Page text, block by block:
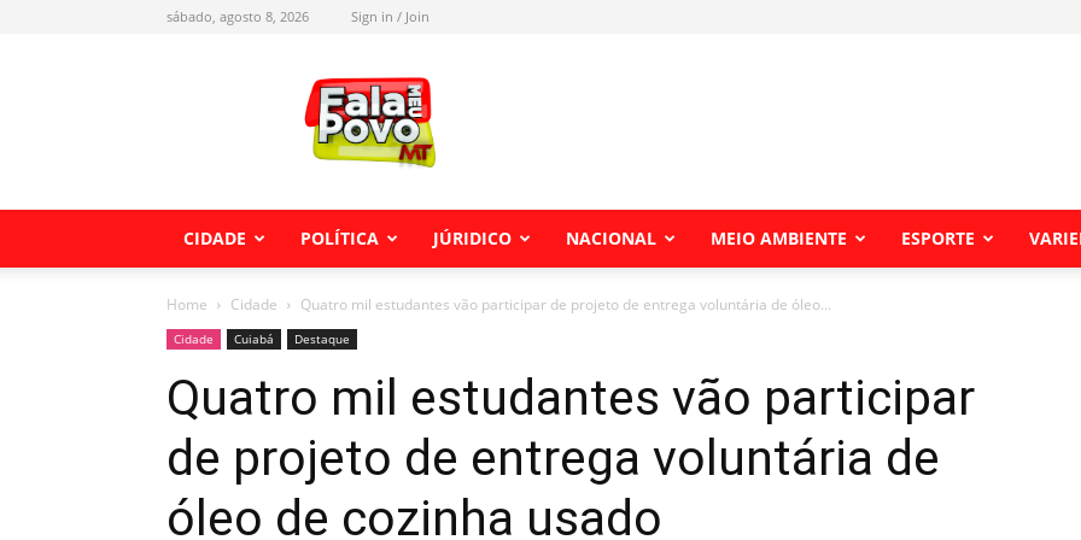
sábado, agosto 8, 2026 Sign in / Join
Fala
meu
Povo
MT
CIDADE POLÍTICA JÚRIDICO NACIONAL MEIO AMBIENTE ESPORTE
Home Cidade Quatro mil estudantes vão participar de projeto de entrega voluntária de óleo...
Cidade Cuiabá Destaque
Quatro mil estudantes vão participar
de projeto de entrega voluntária de
óleo de cozinha usado